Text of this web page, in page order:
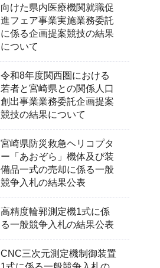
向けた県内医療機関就職促
進フェア事業実施業務委託
に係る企画提案競技の結果
について
令和8年度関西圏における
若者と宮崎県との関係人口
創出事業業務委託企画提案
競技の結果について
宮崎県防災救急ヘリコプタ
ー「あおぞら」機体及び装
備品一式の売却に係る一般
競争入札の結果公表
高精度輪郭測定機1式に係
る一般競争入札の結果公表
CNC三次元測定機制御装置